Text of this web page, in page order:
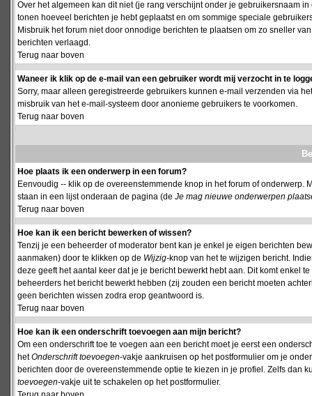
Over het algemeen kan dit niet (je rang verschijnt onder je gebruikersnaam
tonen hoeveel berichten je hebt geplaatst en om sommige speciale
Misbruik het forum niet door onnodige berichten te plaatsen om zo sneller
berichten verlaagd.
Terug naar boven
Waneer ik klik op de e-mail van een gebruiker wordt mij verzocht in te
Sorry, maar alleen geregistreerde gebruikers kunnen e-mail verzenden via
misbruik van het e-mail-systeem door anonieme gebruikers te voorkomen.
Terug naar boven
Hoe plaats ik een onderwerp in een forum?
Eenvoudig -- klik op de overeenstemmende knop in het forum of
staan in een lijst onderaan de pagina (de Je mag nieuwe onderwerpen
Terug naar boven
Hoe kan ik een bericht bewerken of wissen?
Tenzij je een beheerder of moderator bent kan je enkel je eigen berichten
aanmaken) door te klikken op de Wijzig-knop van het te wijzigen bericht.
deze geeft het aantal keer dat je je bericht bewerkt hebt aan. Dit komt enkel
beheerders het bericht bewerkt hebben (zij zouden een bericht moeten
geen berichten wissen zodra erop geantwoord is.
Terug naar boven
Hoe kan ik een onderschrift toevoegen aan mijn bericht?
Om een onderschrift toe te voegen aan een bericht moet je eerst een
hetOnderschrift toevoegen-vakje aankruisen op het postformulier om je
berichten door de overeenstemmende optie te kiezen in je profiel. Zelfs dan
toevoegen-vakje uit te schakelen op het postformulier.